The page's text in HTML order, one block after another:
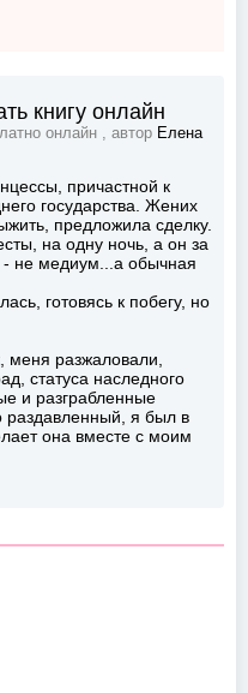
книгу онлайн
онлайн , автор Елена
причастной к
государства. Жених
предложила сделку.
на одну ночь, а он за
- не медиум...а обычная
готовясь к побегу, но
разжаловали,
статуса наследного
и разграбленные
раздавленный, я был в
она вместе с моим